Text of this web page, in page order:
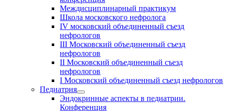
Междисциплинарный практикум
Школа московского нефролога
IV московский объединенный съезд
нефрологов
III Московский объединенный съезд
нефрологов
II Московский объединенный съезд
нефрологов
I Московский объединенный съезд нефрологов
Педиатрия
Эндокринные аспекты в педиатрии.
Конференция